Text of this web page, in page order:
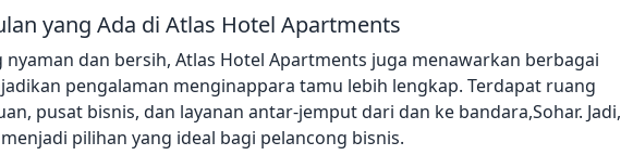
yang Ada di Atlas Hotel Apartments
nyaman dan bersih, Atlas Hotel Apartments juga menawarkan berbagai
pengalaman menginappara tamu lebih lengkap. Terdapat ruang
pusat bisnis, dan layanan antar-jemput dari dan ke bandara,Sohar. Jadi,
pilihan yang ideal bagi pelancong bisnis.